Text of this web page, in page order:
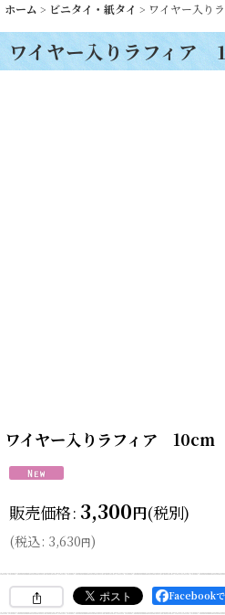
ホーム > ビニタイ・紙タイ > ワイヤー入
ワイヤー入りラフィ
ワイヤー入りラフィア
販売価格: 3,300円(税別)
(税込: 3,630円)
Facebookで